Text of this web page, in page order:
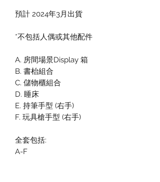
預計 2024年3月出貨
*不包括人偶或其他配件
A. 房間場景Display 箱
B. 書枱組合
C. 儲物櫃組合
D. 睡床
E. 持筆手型 (右手)
F. 玩具槍手型 (右手)
全套包括:
A-F